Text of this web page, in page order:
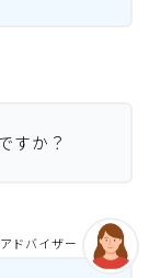
すか？
ドバイザー